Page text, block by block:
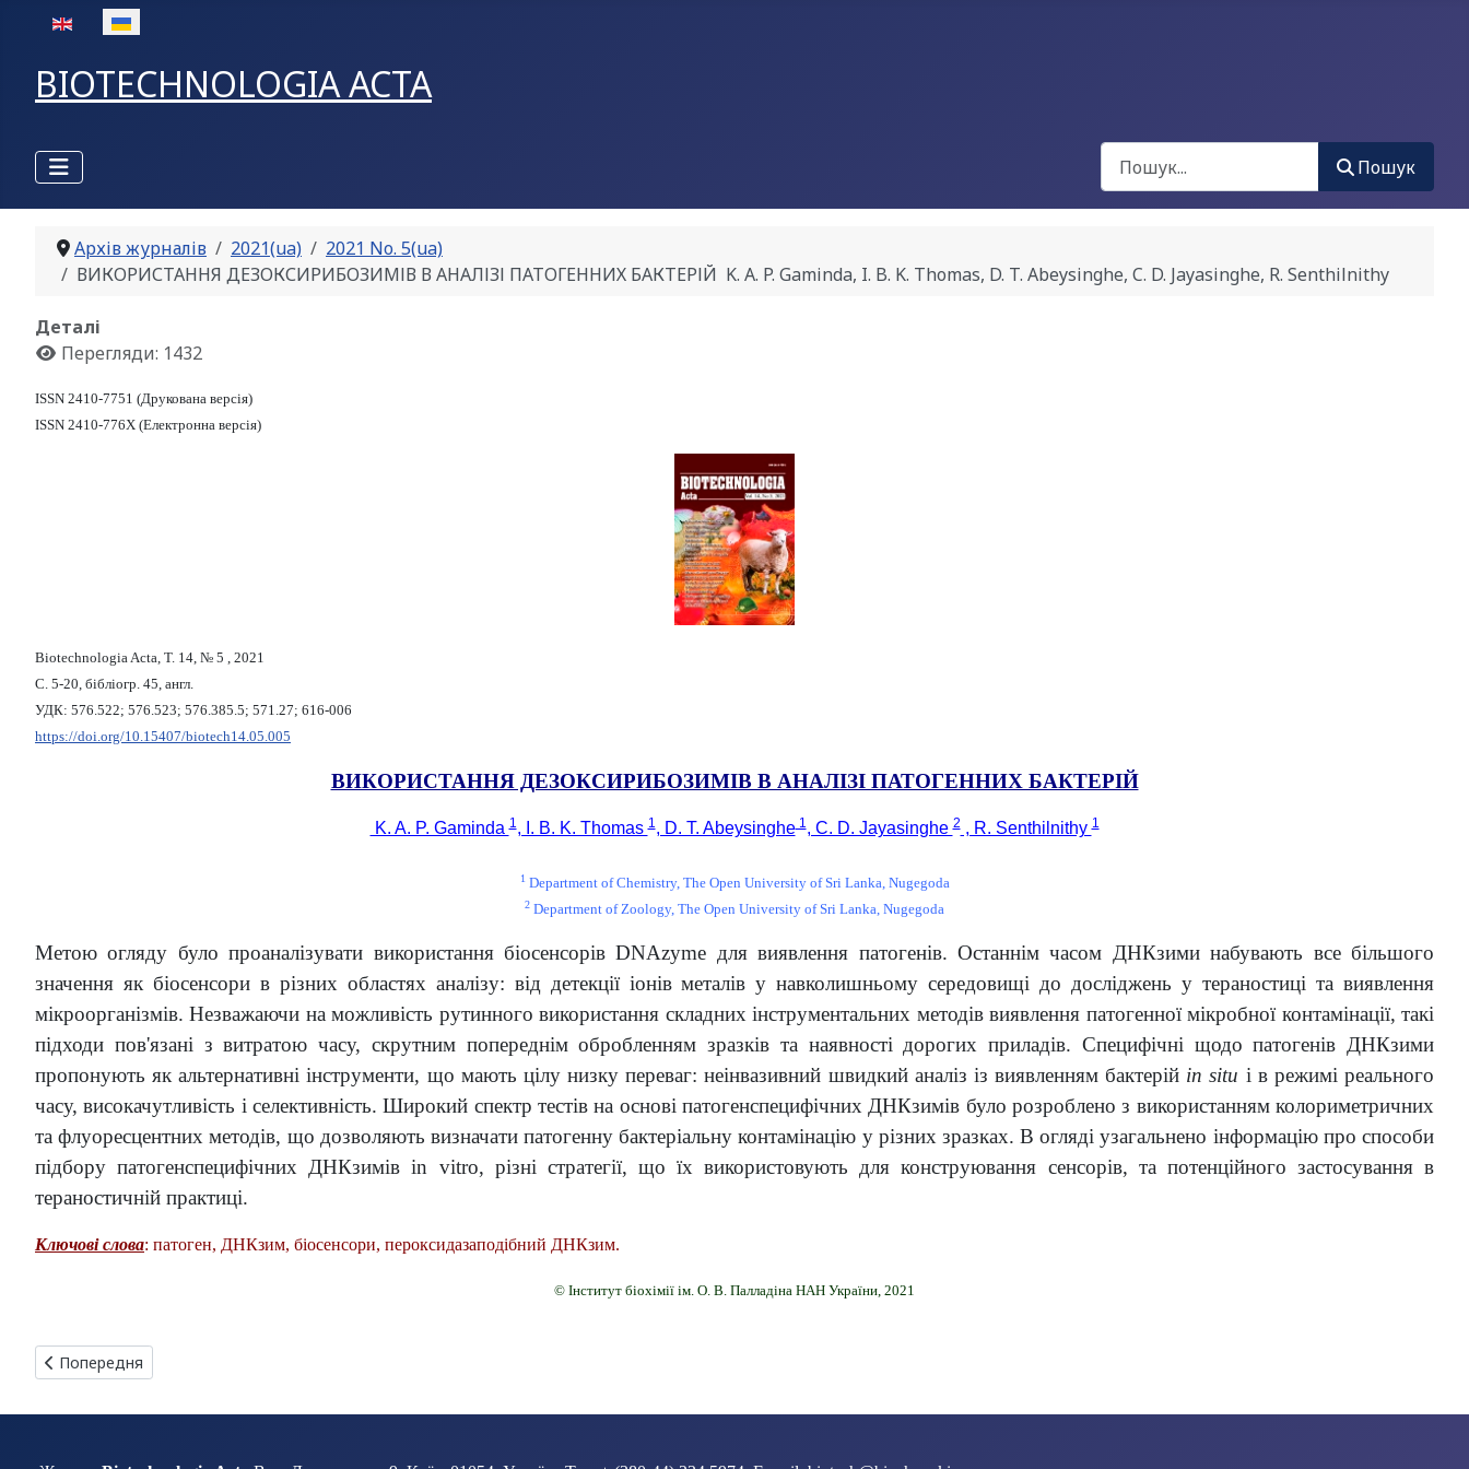
Оберіть свою мову
BIOTECHNOLOGIA ACTA
Пошук
Пошук
Архів журналів 2021(ua)
2021 No. 5(ua)
ВИКОРИСТАННЯ ДЕЗОКСИРИБОЗИМІВ В АНАЛІЗІ ПАТОГЕННИХ БАКТЕРІЙ K. A. P. Gaminda, I. B. K. Thomas, D. T. Abeysinghe, C. D. Jayasinghe, R. Senthilnithy
Деталі
Перегляди: 1432
ISSN 2410-7751 (Друкована версія)
ISSN 2410-776X (Електронна версія)
Biotechnologia Acta, Т. 14, № 5 , 2021
С. 5-20, бібліогр. 45, англ.
УДК: 576.522; 576.523; 576.385.5; 571.27; 616-006
https://doi.org/10.15407/biotech14.05.005
ВИКОРИСТАННЯ ДЕЗОКСИРИБОЗИМІВ В АНАЛІЗІ ПАТОГЕННИХ БАКТЕРІЙ
K. A. P. Gaminda1, I. B. K. Thomas1, D. T. Abeysinghe 1, C. D. Jayasinghe2, R. Senthilnithy1
1Department of Chemistry, The Open University of Sri Lanka, Nugegoda
2 Department of Zoology, The Open University of Sri Lanka, Nugegoda
Метою огляду було проаналізувати використання біосенсорів DNAzyme для виявлення патогенів. Останнім часом ДНКзими набувають все більшого
значення як біосенсори в різних областях аналізу: від детекції іонів металів у навколишньому середовищі до досліджень у тераностиці та виявлення
мікроорганізмів. Незважаючи на можливість рутинного використання складних інструментальних методів виявлення патогенної мікробної контамінації, такі
підходи пов'язані з витратою часу, скрутним попереднім обробленням зразків та наявності дорогих приладів. Специфічні щодо патогенів ДНКзими
пропонують як альтернативні інструменти, що мають цілу низку переваг: неінвазивний швидкий аналіз із виявленням бактерій in situ і в режимі реального
часу, високачутливість і селективність. Широкий спектр тестів на основі патогенспецифічних ДНКзимів було розроблено з використанням колориметричних
та флуоресцентних методів, що дозволяють визначати патогенну бактеріальну контамінацію у різних зразках. В огляді узагальнено інформацію про способи
підбору патогенспецифічних ДНКзимів in vitro, різні стратегії, що їх використовують для конструювання сенсорів, та потенційного застосування в
тераностичній практиці.
Ключові слова: патоген, ДНКзим, біосенсори, пероксидазаподібний ДНКзим.
© Інститут біохімії ім. О. В. Палладіна НАН України, 2021
Попередня стаття: МУЛЬТИФУНКЦІОНАЛЬНІ НАНОСИСТЕМИ НА ОСНОВІ КУРКУМІНУ М. І. Канюк
Попередня